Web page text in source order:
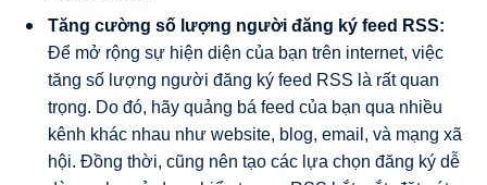
Tăng cường số lượng người đăng ký feed RSS:
Để mở rộng sự hiện diện của bạn trên internet, việc
tăng số lượng người đăng ký feed RSS là rất quan
trọng. Do đó, hãy quảng bá feed của bạn qua nhiều
kênh khác nhau như website, blog, email, và mạng xã
hội. Đồng thời, cũng nên tạo các lựa chọn đăng ký dễ